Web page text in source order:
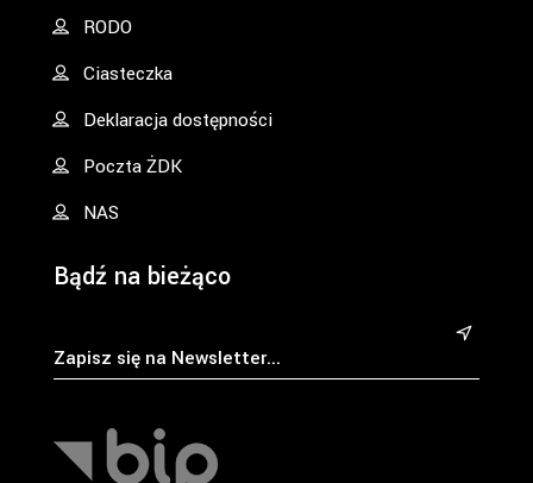
RODO
Ciasteczka
Deklaracja dostępności
Poczta ŻDK
NAS
Bądź na bieżąco
&